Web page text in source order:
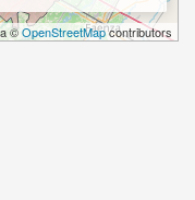
©OpenStreetMapcontributors